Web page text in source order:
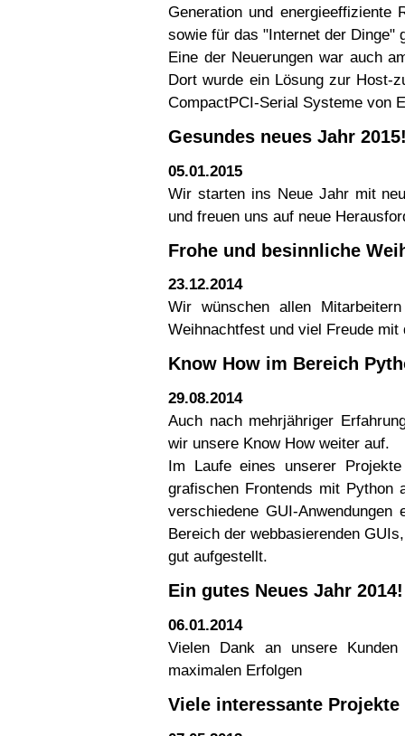
Generation und energieeffiziente
sowie für das "Internet der Dinge"
Eine der Neuerungen war auch
Dort wurde ein Lösung zur Host-
CompactPCI-Serial Systeme von
Gesundes neues Jahr
05.01.2015
Wir starten ins Neue Jahr mit
und freuen uns auf neue
Frohe und besinnliche
23.12.2014
Wir wünschen allen
Weihnachtfest und viel Freude mit
Know How im Bereich
29.08.2014
Auch nach mehrjähriger
wir unsere Know How weiter auf.
Im Laufe eines unserer
grafischen Frontends mit Python
verschiedene GUI-
Bereich der webbasierenden
gut aufgestellt.
Ein gutes Neues Jahr 2014!
06.01.2014
Vielen Dank an unsere
maximalen Erfolgen
Viele interessante Projekte